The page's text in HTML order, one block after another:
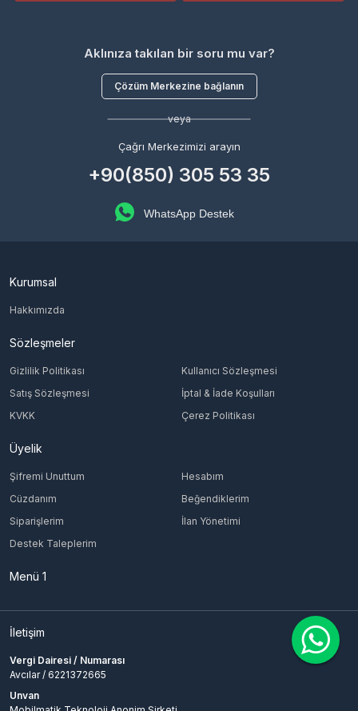
Aklınıza takılan bir soru mu var?
Çözüm Merkezine bağlanın
veya
Çağrı Merkezimizi arayın
+90(850) 305 53 35
WhatsApp Destek
Kurumsal
Hakkımızda
Sözleşmeler
Gizlilik Politikası
Kullanıcı Sözleşmesi
Satış Sözleşmesi
İptal & İade Koşulları
KVKK
Çerez Politikası
Üyelik
Şifremi Unuttum
Hesabım
Cüzdanım
Beğendiklerim
Siparişlerim
İlan Yönetimi
Destek Taleplerim
Menü 1
İletişim
Vergi Dairesi / Numarası
Avcılar / 6221372665
Unvan